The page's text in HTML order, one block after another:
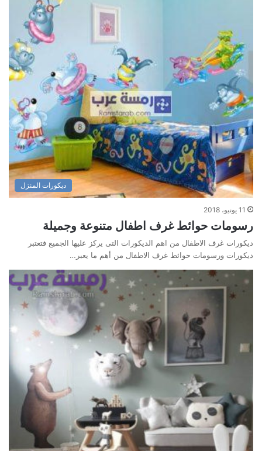
ديكورات المنزل
11 يونيو، 2018
رسومات حوائط غرف اطفال متنوعة وجميلة
ديكورات غرف الاطفال من اهم الديكورات التى يركز عليها الجميع فتعتبر
ديكورات ورسومات حوائط غرف الاطفال من أهم ما يعبر…